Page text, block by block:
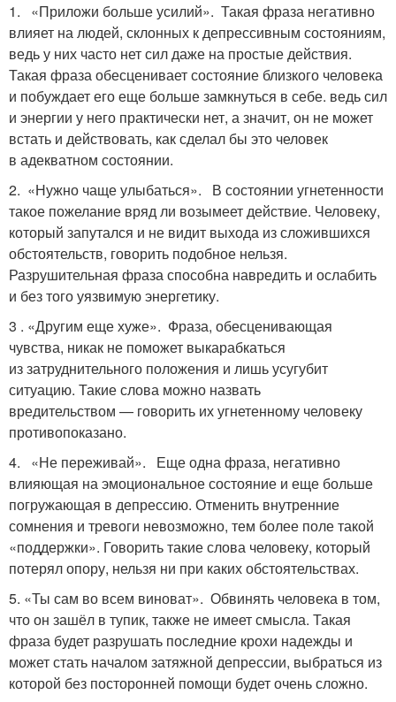
1. «Приложи больше усилий». Такая фраза негативно
влияет на людей, склонных к депрессивным состояниям,
ведь у них часто нет сил даже на простые действия.
Такая фраза обесценивает состояние близкого человека
и побуждает его еще больше замкнуться в себе. ведь сил
и энергии у него практически нет, а значит, он не может
встать и действовать, как сделал бы это человек
в адекватном состоянии.
2. «Нужно чаще улыбаться». В состоянии угнетенности
такое пожелание вряд ли возымеет действие. Человеку,
который запутался и не видит выхода из сложившихся
обстоятельств, говорить подобное нельзя.
Разрушительная фраза способна навредить и ослабить
и без того уязвимую энергетику.
3 . «Другим еще хуже». Фраза, обесценивающая
чувства, никак не поможет выкарабкаться
из затруднительного положения и лишь усугубит
ситуацию. Такие слова можно назвать
вредительством — говорить их угнетенному человеку
противопоказано.
4. «Не переживай». Еще одна фраза, негативно
влияющая на эмоциональное состояние и еще больше
погружающая в депрессию. Отменить внутренние
сомнения и тревоги невозможно, тем более поле такой
«поддержки». Говорить такие слова человеку, который
потерял опору, нельзя ни при каких обстоятельствах.
5. «Ты сам во всем виноват». Обвинять человека в том,
что он зашёл в тупик, также не имеет смысла. Такая
фраза будет разрушать последние крохи надежды и
может стать началом затяжной депрессии, выбраться из
которой без посторонней помощи будет очень сложно.